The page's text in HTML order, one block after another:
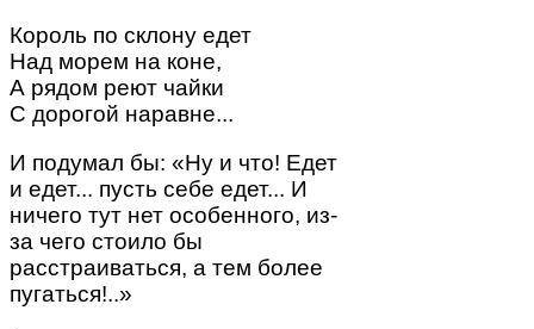
Король по склону едет
Над морем на коне,
А рядом реют чайки
С дорогой наравне...
И подумал бы: «Ну и что! Едет
и едет... пусть себе едет... И
ничего тут нет особенного, из-
за чего стоило бы
расстраиваться, а тем более
пугаться!..»